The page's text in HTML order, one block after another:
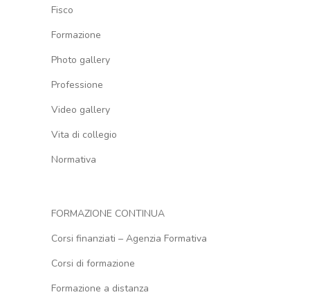
Fisco
Formazione
Photo gallery
Professione
Video gallery
Vita di collegio
Normativa
FORMAZIONE CONTINUA
Corsi finanziati – Agenzia Formativa
Corsi di formazione
Formazione a distanza